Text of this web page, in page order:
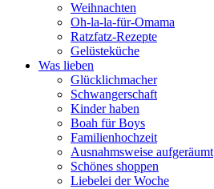
Weihnachten
Oh-la-la-für-Omama
Ratzfatz-Rezepte
Gelüsteküche
Was lieben
Glücklichmacher
Schwangerschaft
Kinder haben
Boah für Boys
Familienhochzeit
Ausnahmsweise aufgeräumt
Schönes shoppen
Liebelei der Woche